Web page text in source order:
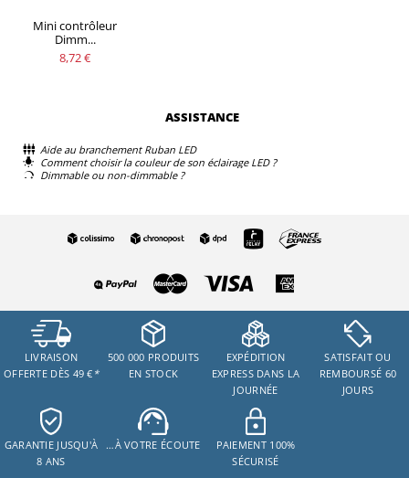
Mini contrôleur
Dimm...
8,72 €
ASSISTANCE
Aide au branchement Ruban LED
Comment choisir la couleur de son éclairage LED ?
Dimmable ou non-dimmable ?
LIVRAISON
OFFERTE DÈS 49 € *
500 000 PRODUITS
EN STOCK
EXPÉDITION
EXPRESS DANS LA
JOURNÉE
SATISFAIT OU
REMBOURSÉ 60
JOURS
GARANTIE JUSQU'À
8 ANS
…À VOTRE ÉCOUTE
PAIEMENT 100%
SÉCURISÉ